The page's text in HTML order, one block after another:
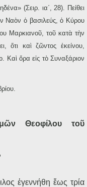
(Σειρ. ια΄, 28). Πείθει
Ναὸν ὁ βασιλεύς, ὁ Κύρου
Μαρκιανοῦ, τοῦ κατὰ τὴν
ὅτι καὶ ζῶντος ἐκείνου,
Καὶ ὅρα εἰς τὸ Συναξάριον
Θεοφίλου τοῦ
ἐγεννήθη ἕως τρία